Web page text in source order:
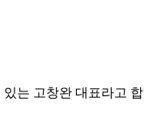
는 고창완 대표라고 합